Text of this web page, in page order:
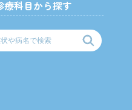
療科目から探す